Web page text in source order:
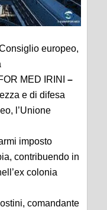
europeo,
MED IRINI –
e di difesa
l’Unione
imposto
contribuendo in
colonia
comandante